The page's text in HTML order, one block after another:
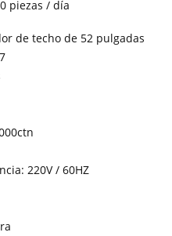
piezas / día
de techo de 52 pulgadas
220V / 60HZ